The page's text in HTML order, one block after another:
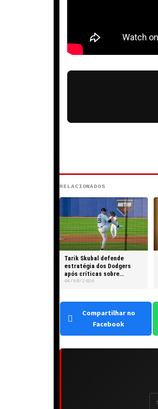
RELACIONADOS
Tarik Skubal defende
estratégia dos Dodgers
após críticas sobre
hegemonia da franquia
04/08/2026
Compartilhar no
Facebook